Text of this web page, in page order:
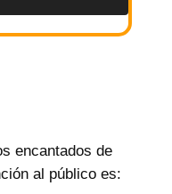
encantados de
al público es: